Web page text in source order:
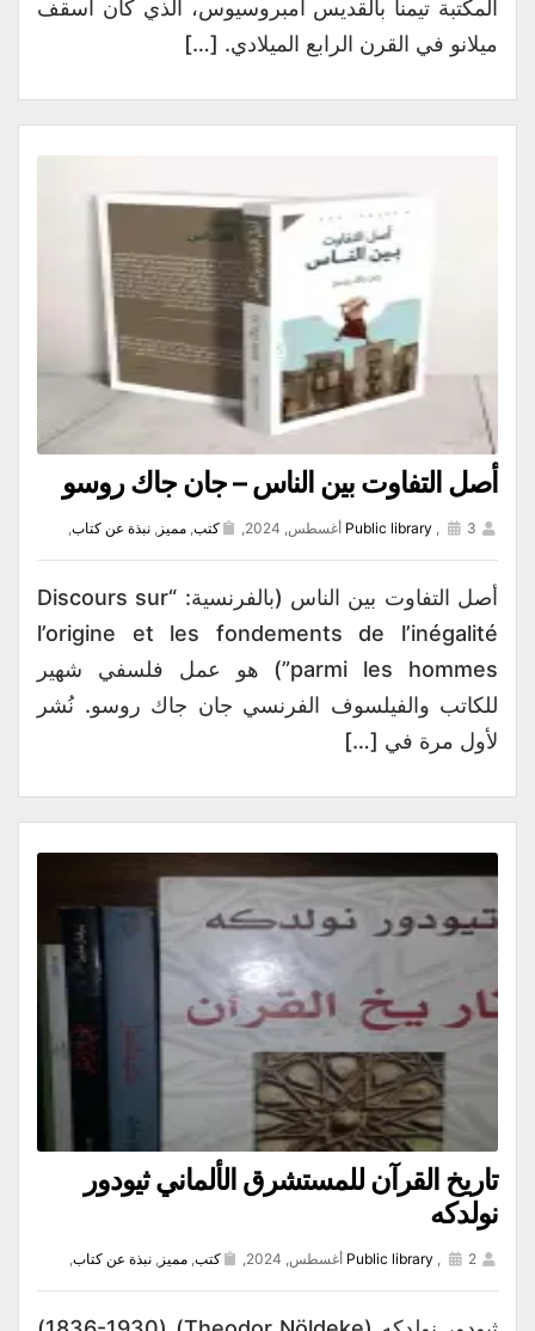
المكتبة تيمناً بالقديس أمبروسيوس، الذي كان أسقف
ميلانو في القرن الرابع الميلادي. […]
أصل التفاوت بين الناس – جان جاك روسو
Public library , 3 أغسطس, 2024, كتب, مميز , نبذة عن كتاب,
أصل التفاوت بين الناس (بالفرنسية: “Discours sur
l’origine et les fondements de l’inégalité
parmi les hommes”) هو عمل فلسفي شهير
للكاتب والفيلسوف الفرنسي جان جاك روسو. نُشر
لأول مرة في […]
تاريخ القرآن للمستشرق الألماني ثيودور
نولدكه
Public library , 2 أغسطس, 2024, كتب, مميز , نبذة عن كتاب,